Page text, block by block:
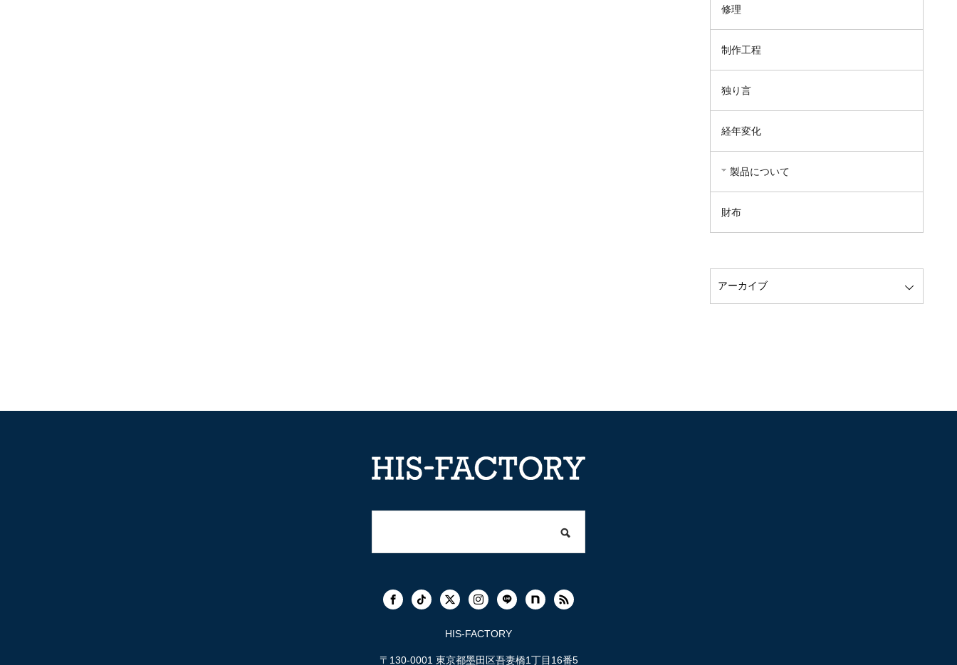
修理
制作工程
独り言
経年変化
製品について
財布
HIS-FACTORY
〒130-0001 東京都墨田区吾妻橋1丁目16番5